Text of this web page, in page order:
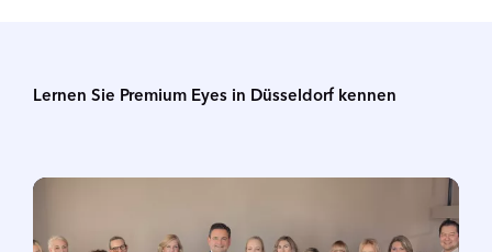
Lernen Sie Premium Eyes in Düsseldorf kennen